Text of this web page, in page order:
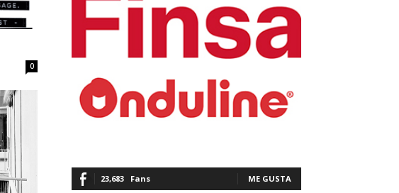
0
23,683 Fans ME GUSTA